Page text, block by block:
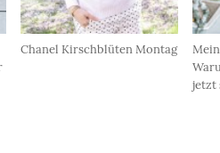
Chanel Kirschblüten Montag
jetzt